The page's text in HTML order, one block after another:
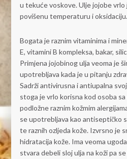
u tekuće voskove. Ulje jojobe
povišenu temperaturu i oksidaciju.
Bogata je raznim vitaminima i
E, vitamini B kompleksa, bakar,
Primjena jojobinog ulja veoma je
upotrebljava kada je u pitanju
Sadrži antivirusna i antiupalna
stoga je vrlo korisna kod osoba
podložne raznim kožmim
se upotrebljava kao antiseptičko
te raznih ozljeda kože. Izvrsno je
hidratacija kože. Ima veoma
stvara debeli sloj ulja na koži pa